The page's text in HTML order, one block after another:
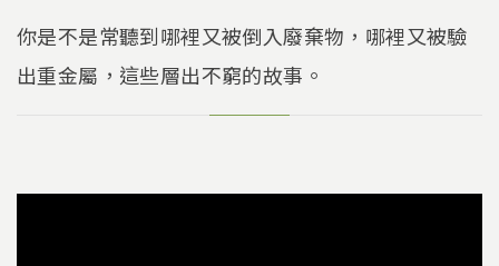
你是不是常聽到哪裡又被倒入廢棄物，哪裡又被驗
出重金屬，這些層出不窮的故事。